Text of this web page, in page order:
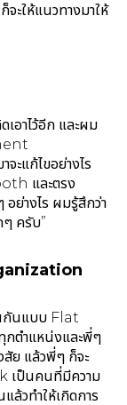
ะให้แนวทางมาให้
เอาไว้อีก และผม
ะแก้ไขอย่างไร
และตรง
ย่างไร ผมรู้สึกว่า
ครับ”
กันแบบ Flat
ตำแหน่งและพี่ๆ
สัย แล้วพี่ๆ ก็จะ
เป็นคนที่มีความ
ล้วทำให้เกิดการ